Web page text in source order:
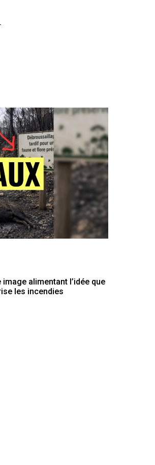
alimentant l’idée que
les incendies